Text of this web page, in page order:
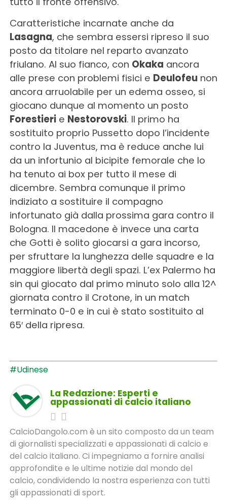
Caratteristiche incarnate anche da
Lasagna, che sembra essersi ripreso il suo
posto da titolare nel reparto avanzato
friulano. Al suo fianco, con Okaka ancora
alle prese con problemi fisici e Deulofeunon
ancora arruolabile per un edema osseo, si
giocano dunque al momento un posto
Forestierie Nestorovski. Il primo ha
sostituito proprio Pussetto dopo l’incidente
contro la Juventus, ma è reduce anche lui
da un infortunio al bicipite femorale che lo
ha tenuto ai box per tutto il mese di
dicembre. Sembra comunque il primo
indiziato a sostituire il compagno
infortunato già dalla prossima gara contro il
Bologna. Il macedone è invece una carta
che Gotti è solito giocarsi a gara incorso,
per sfruttare la lunghezza delle squadre e la
maggiore libertà degli spazi. L’ex Palermo ha
sin qui giocato dal primo minuto solo alla 12^
giornata contro il Crotone, in un match
terminato 0-0 e in cui è stato sostituito al
65′ della ripresa.
#Udinese
La Redazione: Esperti e
appassionati di calcio italiano
CalcioDangolo.com è un sito composto da un team
di giornalisti specializzati e appassionati di calcio e
del calcio italiano. Ci impegniamo a fornire analisi
approfondite e le ultime notizie dal mondo del
calcio, condividendo la nostra esperienza con tutti
gli appassionati di sport.